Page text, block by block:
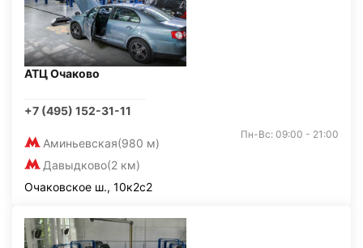
АТЦ Очаково
+7 (495) 152-31-11
Аминьевская(980 м)
Давыдково(2 км)
Пн-Вс: 09:00 - 21:00
Очаковское ш., 10к2с2